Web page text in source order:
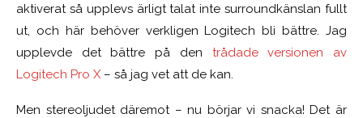
aktiverat så upplevs ärligt talat inte surroundkänslan fullt
ut, och här behöver verkligen Logitech bli bättre. Jag
upplevde det bättre på den trådade versionen av
Logitech Pro X – så jag vet att de kan.
Men stereoljudet däremot – nu börjar vi snacka! Det är